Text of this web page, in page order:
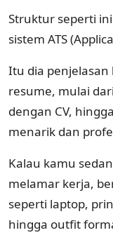
Struktur seperti
sistem ATS
Itu dia penjelasan
resume, mulai
dengan CV,
menarik dan
Kalau kamu
melamar kerja,
seperti laptop,
hingga outfit